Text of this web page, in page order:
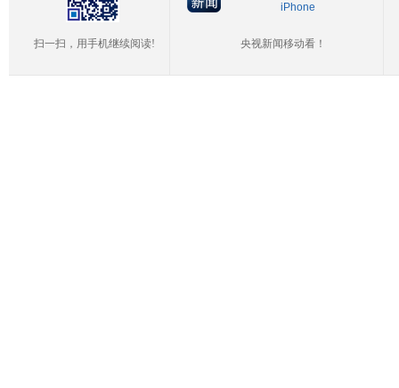
扫一扫，用手机继续阅读!
iPhone
央视新闻移动看！